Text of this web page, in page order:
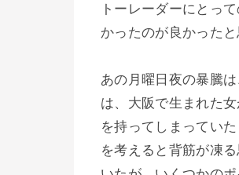
トーレーダーにとっ
かったのが良かった
あの月曜日夜の暴騰
は、大阪で生まれた
を持ってしまってい
を考えると背筋が凍